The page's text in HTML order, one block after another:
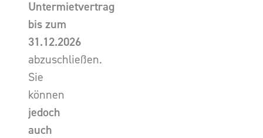
Untermietvertrag
bis zum
31.12.2026
abzuschließen.
Sie
können
jedoch
auch